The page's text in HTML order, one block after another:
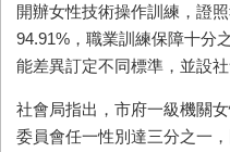
開辦女性技術操作訓練，證
94.91%，職業訓練保障十分
能差異訂定不同標準，並設社
社會局指出，市府一級機關
委員會任一性別達三分之一